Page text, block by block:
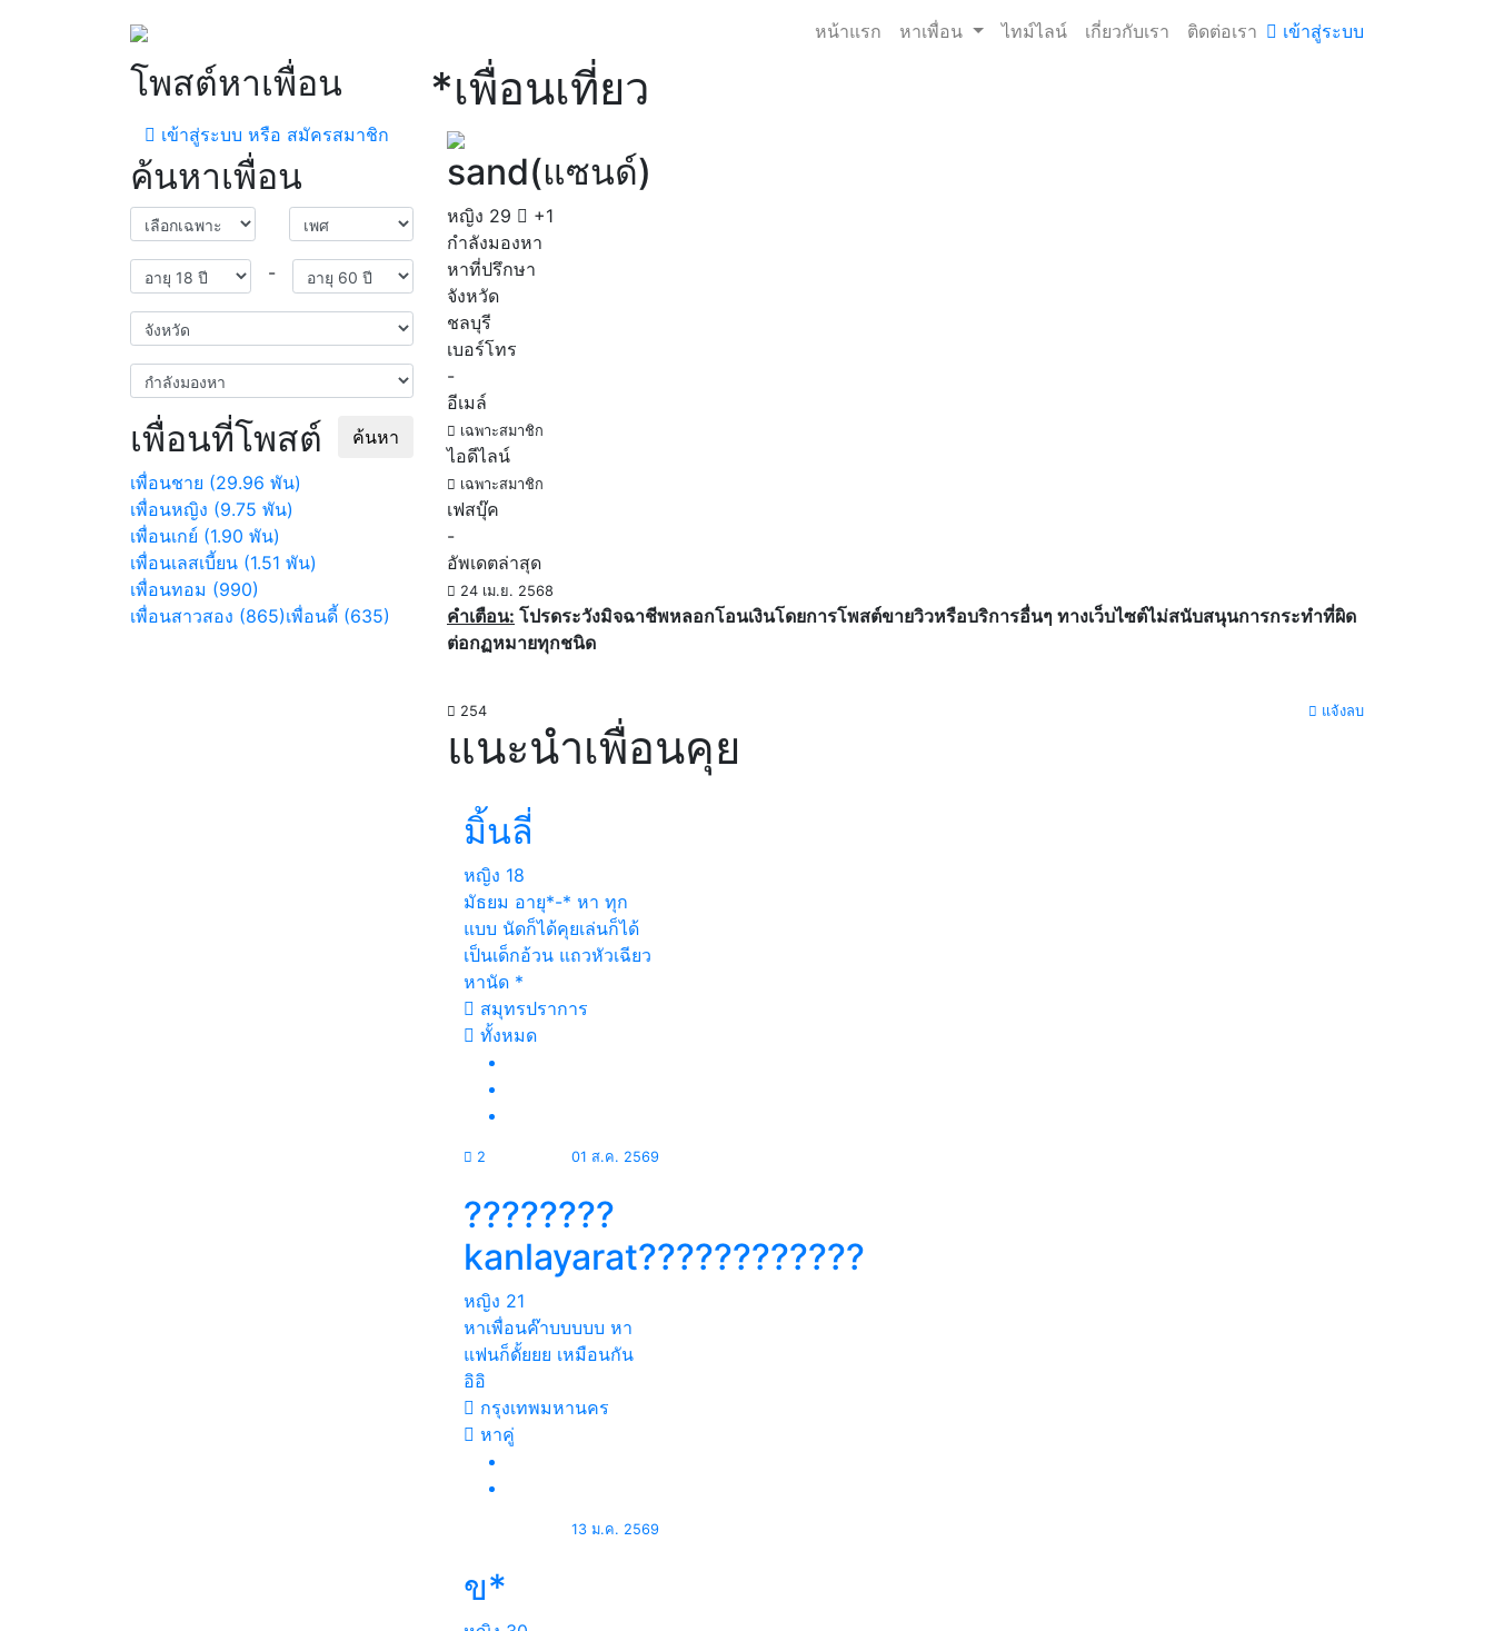
หน้าแรก หาเพื่อน ไทม์ไลน์ เกี่ยวกับเรา ติดต่อเรา เข้าสู่ระบบ
โพสต์หาเพื่อน
เข้าสู่ระบบ หรือ สมัครสมาชิก
ค้นหาเพื่อน
-
ค้นหา
เพื่อนที่โพสต์
เพื่อนชาย (29.96 พัน)
เพื่อนหญิง (9.75 พัน)
เพื่อนเกย์ (1.90 พัน)
เพื่อนเลสเบี้ยน (1.51 พัน)
เพื่อนทอม (990)
เพื่อนสาวสอง (865)เพื่อนดี้ (635)
*เพื่อนเที่ยว
sand(แซนด์)
หญิง 29
+1
กำลังมองหา
หาที่ปรึกษา
จังหวัด
ชลบุรี
เบอร์โทร
-
อีเมล์
เฉพาะสมาชิก
ไอดีไลน์
เฉพาะสมาชิก
เฟสบุ๊ค
-
อัพเดตล่าสุด
24 เม.ย. 2568
คำเตือน: โปรดระวังมิจฉาชีพหลอกโอนเงินโดยการโพสต์ขายวิวหรือบริการอื่นๆ ทางเว็บไซต์ไม่สนับสนุนการกระทำที่ผิด
ต่อกฏหมายทุกชนิด
254 แจ้งลบ
แนะนำเพื่อนคุย
มิ้นลี่
หญิง 18
มัธยม อายุ*-* หา ทุก
แบบ นัดก็ได้คุยเล่นก็ได้
เป็นเด็กอ้วน แถวหัวเฉียว
หานัด *
สมุทรปราการ
ทั้งหมด
2 01 ส.ค. 2569
????????
kanlayarat????????????
หญิง 21
หาเพื่อนค๊าบบบบบ หา
แฟนก็ดั้ยยย เหมือนกัน
อิอิ
กรุงเทพมหานคร
หาคู่
13 ม.ค. 2569
ข*